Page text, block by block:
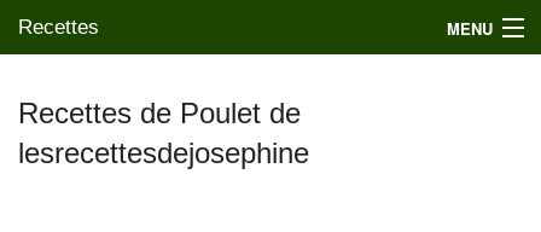
Recettes MENU
Mes blogs préférés
Recettes de Poulet de
lesrecettesdejosephine